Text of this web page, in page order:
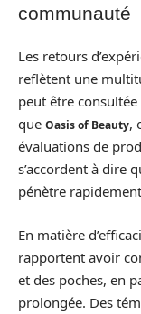
communauté
Les retours
reflètent une
peut être
que Oasis of Beauty,
évaluations de
s’accordent à dire
pénètre
En matière
rapportent avoir
et des poches, en
prolongée. Des